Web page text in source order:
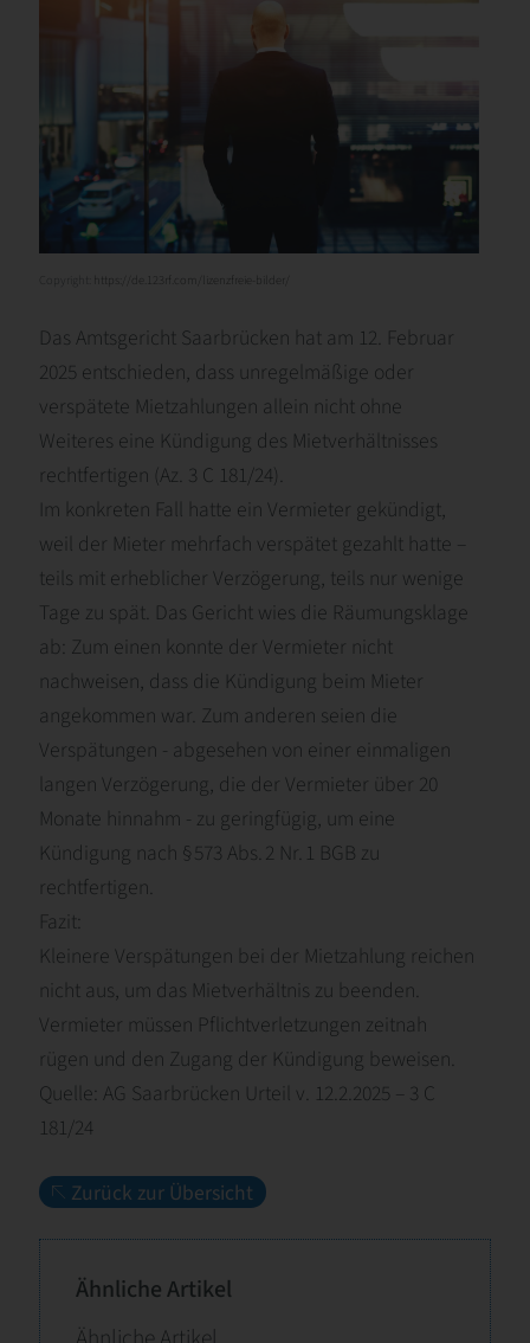
https://de.123rf.com/lizenzfreie-bilder/
Das Amtsgericht Saarbrücken hat am 12. Februar
2025 entschieden, dass unregelmäßige oder
verspätete Mietzahlungen allein nicht ohne
Weiteres eine Kündigung des Mietverhältnisses
rechtfertigen (Az. 3 C 181/24).
Im konkreten Fall hatte ein Vermieter gekündigt,
weil der Mieter mehrfach verspätet gezahlt hatte –
teils mit erheblicher Verzögerung, teils nur wenige
Tage zu spät. Das Gericht wies die Räumungsklage
ab: Zum einen konnte der Vermieter nicht
nachweisen, dass die Kündigung beim Mieter
angekommen war. Zum anderen seien die
Verspätungen - abgesehen von einer einmaligen
langen Verzögerung, die der Vermieter über 20
Monate hinnahm - zu geringfügig, um eine
Kündigung nach § 573 Abs. 2 Nr. 1 BGB zu
rechtfertigen.
Fazit:
Kleinere Verspätungen bei der Mietzahlung reichen
nicht aus, um das Mietverhältnis zu beenden.
Vermieter müssen Pflichtverletzungen zeitnah
rügen und den Zugang der Kündigung beweisen.
Quelle: AG Saarbrücken Urteil v. 12.2.2025 – 3 C
181/24
Zurück zur Übersicht
Ähnliche Artikel